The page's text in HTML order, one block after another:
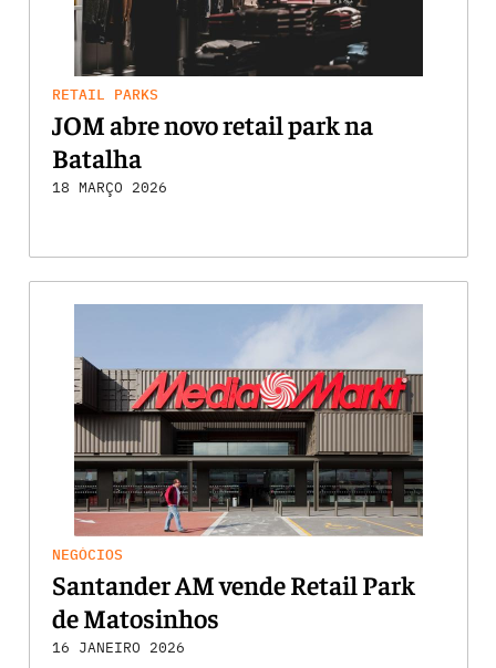
RETAIL PARKS
JOM abre novo retail park na
Batalha
18 MARÇO 2026
NEGÓCIOS
Santander AM vende Retail Park
de Matosinhos
16 JANEIRO 2026